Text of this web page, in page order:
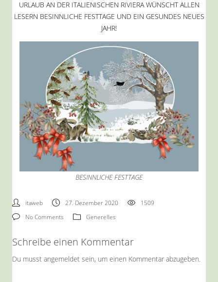
URLAUB AN DER ITALIENISCHEN RIVIERA WÜNSCHT ALLEN
LESERN BESINNLICHE FESTTAGE UND EIN GESUNDES NEUES
JAHR!
BESINNLICHE FESTTAGE
itaweb 27. Dezember 2020
1509
No Comments
Generelles
Schreibe einen Kommentar
Du musst angemeldet sein, um einen Kommentar abzugeben.